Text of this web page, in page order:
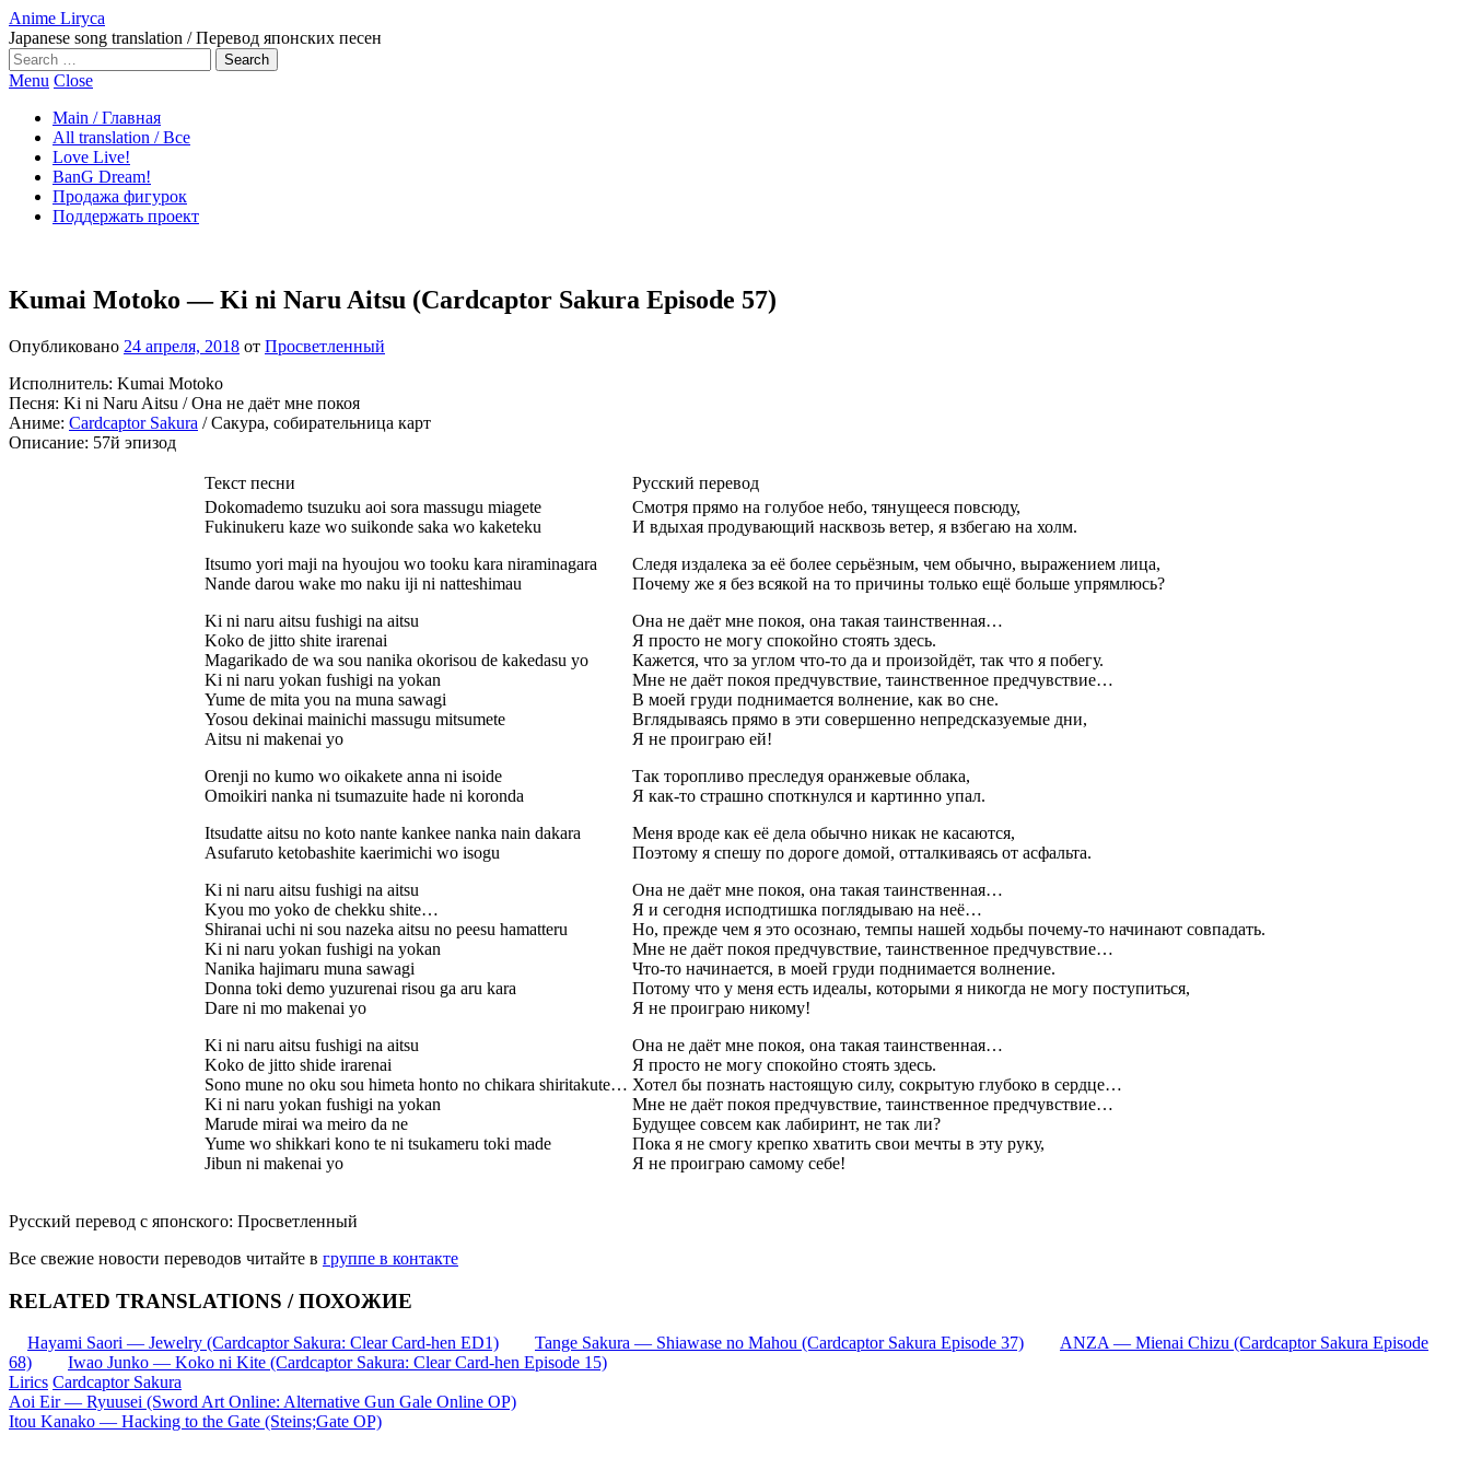
Anime Liryca
Japanese song translation / Перевод японских песен
Search
on:
Menu Close
Main / Главная
All translation / Все
Love Live!
BanG Dream!
Продажа фигурок
Поддержать проект
Kumai Motoko — Ki ni Naru Aitsu (Cardcaptor Sakura Episode 57)
Опубликовано 24 апреля, 2018 от Просветленный
Исполнитель: Kumai Motoko
Песня: Ki ni Naru Aitsu / Она не даёт мне покоя
Аниме: Cardcaptor Sakura / Сакура, собирательница карт
Описание: 57й эпизод
Текст песни
Русский перевод
Dokomademo tsuzuku aoi sora massugu miagete
Fukinukeru kaze wo suikonde saka wo kaketeku
Itsumo yori maji na hyoujou wo tooku kara niraminagara
Nande darou wake mo naku iji ni natteshimau
Ki ni naru aitsu fushigi na aitsu
Koko de jitto shite irarenai
Magarikado de wa sou nanika okorisou de kakedasu yo
Ki ni naru yokan fushigi na yokan
Yume de mita you na muna sawagi
Yosou dekinai mainichi massugu mitsumete
Aitsu ni makenai yo
Orenji no kumo wo oikakete anna ni isoide
Omoikiri nanka ni tsumazuite hade ni koronda
Itsudatte aitsu no koto nante kankee nanka nain dakara
Asufaruto ketobashite kaerimichi wo isogu
Ki ni naru aitsu fushigi na aitsu
Kyou mo yoko de chekku shite…
Shiranai uchi ni sou nazeka aitsu no peesu hamatteru
Ki ni naru yokan fushigi na yokan
Nanika hajimaru muna sawagi
Donna toki demo yuzurenai risou ga aru kara
Dare ni mo makenai yo
Ki ni naru aitsu fushigi na aitsu
Koko de jitto shide irarenai
Sono mune no oku sou himeta honto no chikara shiritakute…
Ki ni naru yokan fushigi na yokan
Marude mirai wa meiro da ne
Yume wo shikkari kono te ni tsukameru toki made
Jibun ni makenai yo
Смотря прямо на голубое небо, тянущееся повсюду,
И вдыхая продувающий насквозь ветер, я взбегаю на холм.
Следя издалека за её более серьёзным, чем обычно, выражением лица,
Почему же я без всякой на то причины только ещё больше упрямлюсь?
Она не даёт мне покоя, она такая таинственная…
Я просто не могу спокойно стоять здесь.
Кажется, что за углом что-то да и произойдёт, так что я побегу.
Мне не даёт покоя предчувствие, таинственное предчувствие…
В моей груди поднимается волнение, как во сне.
Вглядываясь прямо в эти совершенно непредсказуемые дни,
Я не проиграю ей!
Так торопливо преследуя оранжевые облака,
Я как-то страшно споткнулся и картинно упал.
Меня вроде как её дела обычно никак не касаются,
Поэтому я спешу по дороге домой, отталкиваясь от асфальта.
Она не даёт мне покоя, она такая таинственная…
Я и сегодня исподтишка поглядываю на неё…
Но, прежде чем я это осознаю, темпы нашей ходьбы почему-то начинают совпадать.
Мне не даёт покоя предчувствие, таинственное предчувствие…
Что-то начинается, в моей груди поднимается волнение.
Потому что у меня есть идеалы, которыми я никогда не могу поступиться,
Я не проиграю никому!
Она не даёт мне покоя, она такая таинственная…
Я просто не могу спокойно стоять здесь.
Хотел бы познать настоящую силу, сокрытую глубоко в сердце…
Мне не даёт покоя предчувствие, таинственное предчувствие…
Будущее совсем как лабиринт, не так ли?
Пока я не смогу крепко хватить свои мечты в эту руку,
Я не проиграю самому себе!
Русский перевод с японского: Просветленный
Все свежие новости переводов читайте в группе в контакте
RELATED TRANSLATIONS / ПОХОЖИЕ
Hayami Saori — Jewelry (Cardcaptor Sakura: Clear Card-hen ED1) Tange Sakura — Shiawase no Mahou (Cardcaptor Sakura Episode 37)
ANZA — Mienai Chizu (Cardcaptor Sakura Episode
68)
Iwao Junko — Koko ni Kite (Cardcaptor Sakura: Clear Card-hen Episode 15)
Lirics Cardcaptor Sakura
Запись
навигация
Aoi Eir — Ryuusei (Sword Art Online: Alternative Gun Gale Online OP)
Itou Kanako — Hacking to the Gate (Steins;Gate OP)